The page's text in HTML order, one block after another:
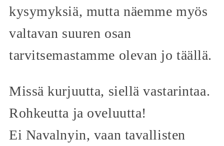
kysymyksiä, mutta näemme myös
valtavan suuren osan
tarvitsemastamme olevan jo täällä.
Missä kurjuutta, siellä vastarintaa.
Rohkeutta ja oveluutta!
Ei Navalnyin, vaan tavallisten